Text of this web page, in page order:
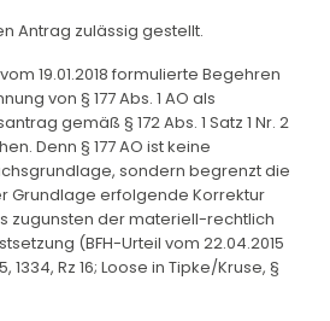
Antrag zulässig gestellt.
19.01.2018 formulierte Begehren
von § 177 Abs. 1 AO als
gemäß § 172 Abs. 1 Satz 1 Nr. 2
Denn § 177 AO ist keine
sondern begrenzt die
Grundlage erfolgende Korrektur
zugunsten der materiell-rechtlich
(BFH-Urteil vom 22.04.2015
1334, Rz 16; Loose in Tipke/Kruse, §